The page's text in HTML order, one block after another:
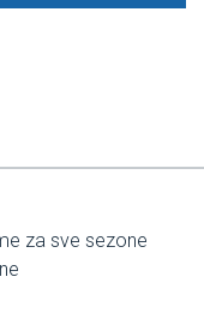
za sve sezone